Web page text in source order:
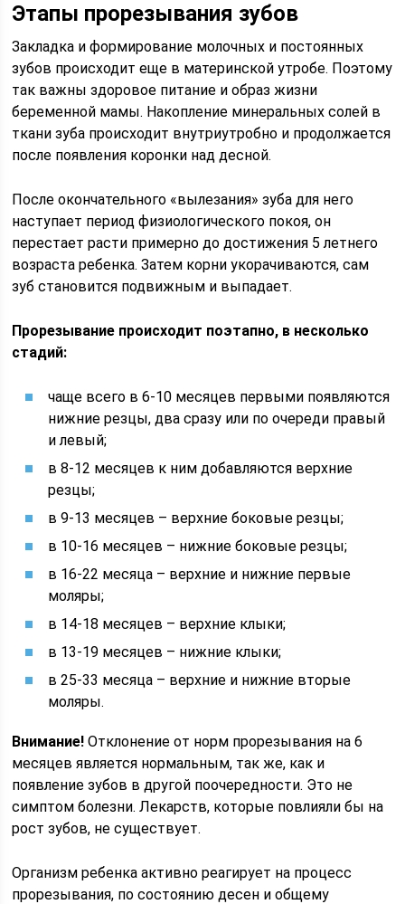
Этапы прорезывания зубов
Закладка и формирование молочных и постоянных
зубов происходит еще в материнской утробе. Поэтому
так важны здоровое питание и образ жизни
беременной мамы. Накопление минеральных солей в
ткани зуба происходит внутриутробно и продолжается
после появления коронки над десной.
После окончательного «вылезания» зуба для него
наступает период физиологического покоя, он
перестает расти примерно до достижения 5 летнего
возраста ребенка. Затем корни укорачиваются, сам
зуб становится подвижным и выпадает.
Прорезывание происходит поэтапно, в несколько
стадий:
чаще всего в 6-10 месяцев первыми появляются
нижние резцы, два сразу или по очереди правый
и левый;
в 8-12 месяцев к ним добавляются верхние
резцы;
в 9-13 месяцев – верхние боковые резцы;
в 10-16 месяцев – нижние боковые резцы;
в 16-22 месяца – верхние и нижние первые
моляры;
в 14-18 месяцев – верхние клыки;
в 13-19 месяцев – нижние клыки;
в 25-33 месяца – верхние и нижние вторые
моляры.
Внимание! Отклонение от норм прорезывания на 6
месяцев является нормальным, так же, как и
появление зубов в другой поочередности. Это не
симптом болезни. Лекарств, которые повлияли бы на
рост зубов, не существует.
Организм ребенка активно реагирует на процесс
прорезывания, по состоянию десен и общему